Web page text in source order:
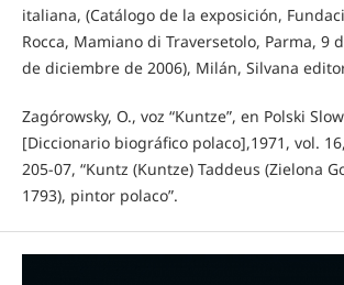
italiana, (Catálogo de la exposición,
Rocca, Mamiano di Traversetolo, Parma, 9
de diciembre de 2006), Milán, Silvana
Zagórowsky, O., voz “Kuntze”, en Polski
[Diccionario biográfico polaco],1971, vol.
205-07, “Kuntz (Kuntze) Taddeus (Zielona
1793), pintor polaco”.